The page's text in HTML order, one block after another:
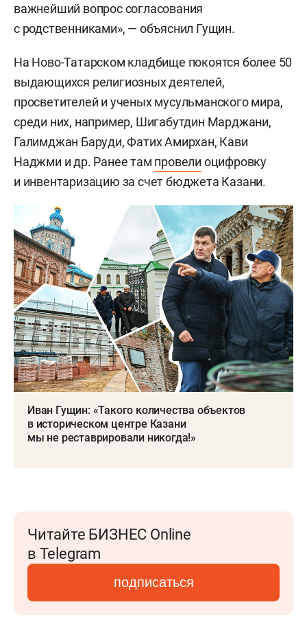
важнейший вопрос согласования
с родственниками», — объяснил Гущин.
На Ново-Татарском кладбище покоятся более 50
выдающихся религиозных деятелей,
просветителей и ученых мусульманского мира,
среди них, например, Шигабутдин Марджани,
Галимджан Баруди, Фатих Амирхан, Кави
Наджми и др. Ранее там провели оцифровку
и инвентаризацию за счет бюджета Казани.
Иван Гущин: «Такого количества объектов
в историческом центре Казани
мы не реставрировали никогда!»
Читайте БИЗНЕС Online
в Telegram
подписаться